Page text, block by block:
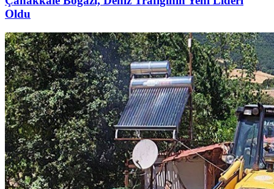
Oldu